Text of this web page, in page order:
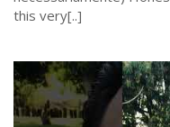
this very[..]